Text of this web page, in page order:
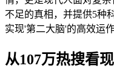
不足的真相，并提供5种
实现'第二大脑'的高效运作
从107万热搜看